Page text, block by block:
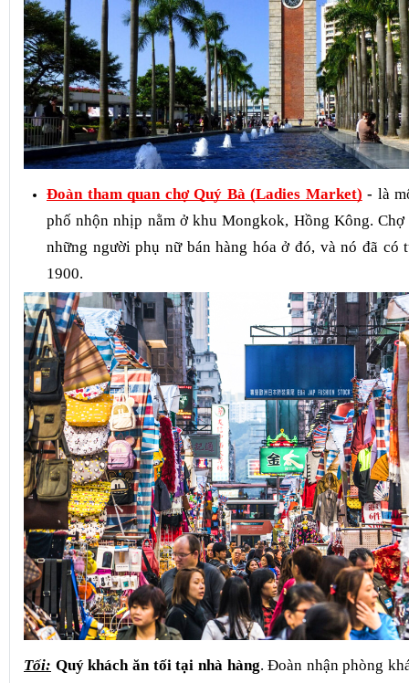
Đoàn tham quan chợ Quý Bà (Ladies Market)- là
phố nhộn nhịp nằm ở khu Mongkok, Hồng Kông. Chợ
những người phụ nữ bán hàng hóa ở đó, và nó đã có
1900.